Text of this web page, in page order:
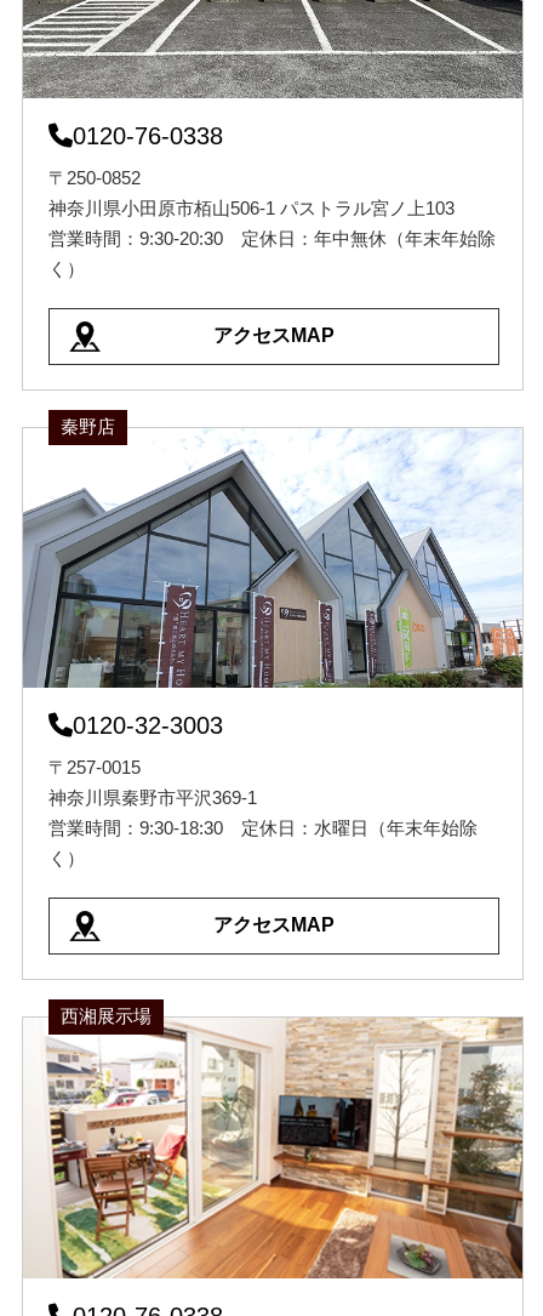
0120-76-0338
〒250-0852
神奈川県小田原市栢山506-1 パストラル宮ノ上103
営業時間：9:30-20:30 定休日：年中無休（年末年始除
く）
アクセスMAP
秦野店
0120-32-3003
〒257-0015
神奈川県秦野市平沢369-1
営業時間：9:30-18:30 定休日：水曜日（年末年始除
く）
アクセスMAP
西湘展示場